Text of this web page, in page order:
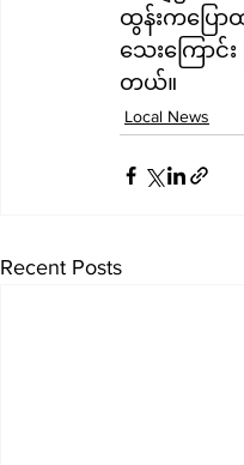
ထွန်းကပြော
သေးကြောင်
တယ်။
Local News
Recent Posts